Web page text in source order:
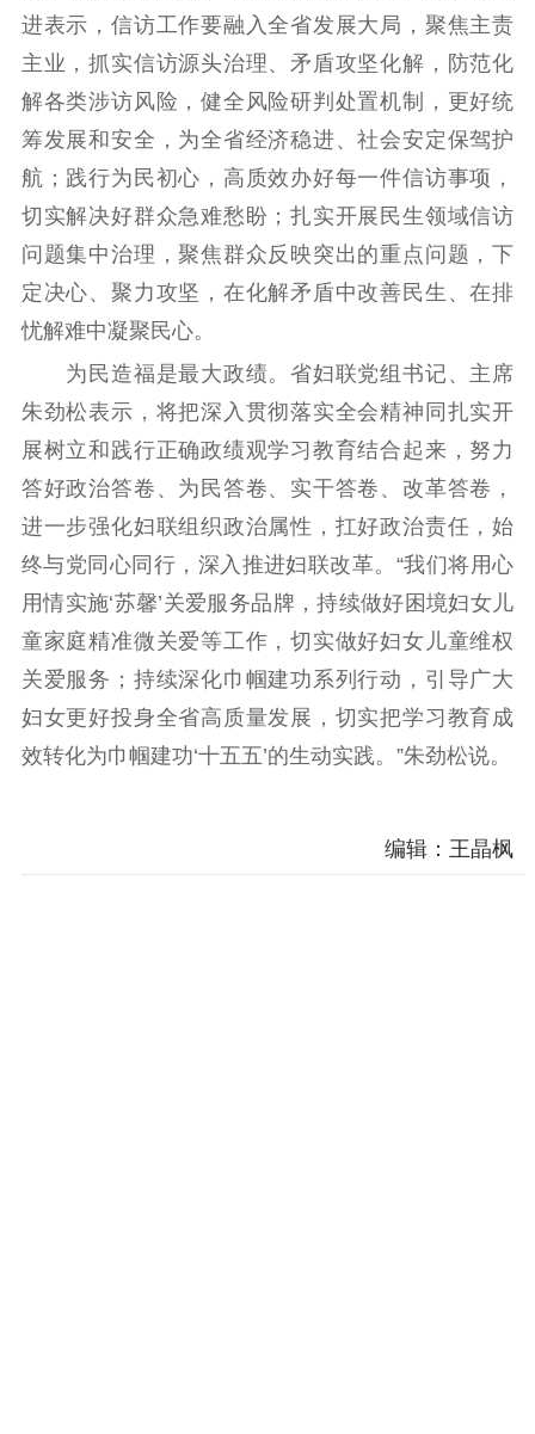
进表示，信访工作要融入全省发展大局，聚焦主责
主业，抓实信访源头治理、矛盾攻坚化解，防范化
解各类涉访风险，健全风险研判处置机制，更好统
筹发展和安全，为全省经济稳进、社会安定保驾护
航；践行为民初心，高质效办好每一件信访事项，
切实解决好群众急难愁盼；扎实开展民生领域信访
问题集中治理，聚焦群众反映突出的重点问题，下
定决心、聚力攻坚，在化解矛盾中改善民生、在排
忧解难中凝聚民心。
为民造福是最大政绩。省妇联党组书记、主席
朱劲松表示，将把深入贯彻落实全会精神同扎实开
展树立和践行正确政绩观学习教育结合起来，努力
答好政治答卷、为民答卷、实干答卷、改革答卷，
进一步强化妇联组织政治属性，扛好政治责任，始
终与党同心同行，深入推进妇联改革。“我们将用心
用情实施‘苏馨’关爱服务品牌，持续做好困境妇女儿
童家庭精准微关爱等工作，切实做好妇女儿童维权
关爱服务；持续深化巾帼建功系列行动，引导广大
妇女更好投身全省高质量发展，切实把学习教育成
效转化为巾帼建功‘十五五’的生动实践。”朱劲松说。
编辑：王晶枫